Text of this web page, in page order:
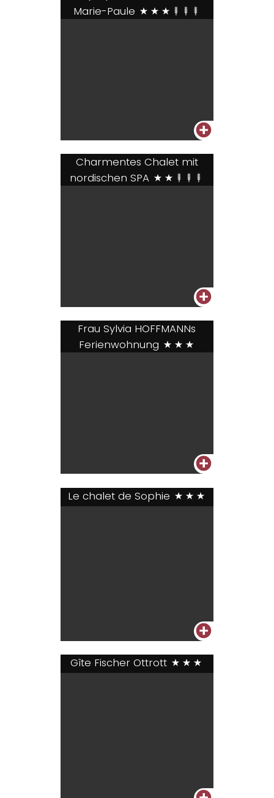
Marie-Paule ***+++
+
Charmentes Chalet mit
nordischen SPA **+++
+
Frau Sylvia HOFFMANNs
Ferienwohnung ***
+
Le chalet de Sophie ***
+
Gîte Fischer Ottrott ***